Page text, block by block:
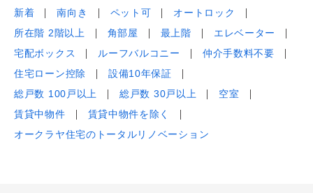
新着 南向き ペット可
オートロック
所在階 2階以上
角部屋 最上階
エレベーター
宅配ボックス
ルーフバルコニー
仲介手数料不要
住宅ローン控除
設備10年保証
総戸数 100戸以上
総戸数 30戸以上
空室
賃貸中物件
賃貸中物件を除く
オークラヤ住宅のトータルリノベーション